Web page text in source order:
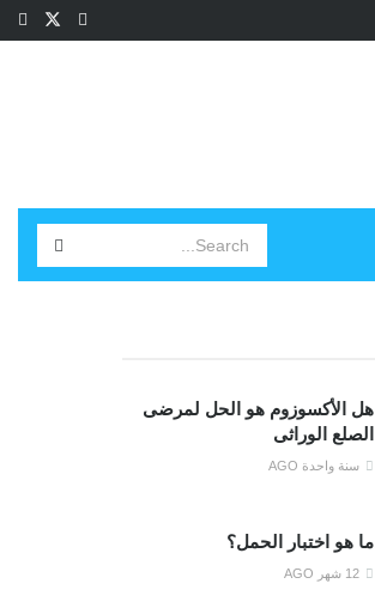
هل الأكسوزوم هو الحل لمرضى
الصلع الوراثى
سنة واحدة AGO
ما هو اختبار الحمل؟